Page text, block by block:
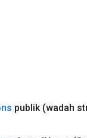
publik (wadah